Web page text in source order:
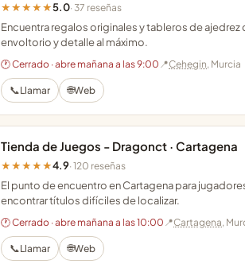
★★★★★5.0· 37 reseñas
Encuentra regalos originales y tableros de
envoltorio y detalle al máximo.
🕐 Cerrado · abre mañana a las 9:00 📍Cehegin, Murcia
📞Llamar 🌐Web
Tienda de Juegos - Dragonct · Cartagena
★★★★★4.9· 120 reseñas
El punto de encuentro en Cartagena para
encontrar títulos difíciles de localizar.
🕐 Cerrado · abre mañana a las 10:00 📍Cartagena,
📞Llamar 🌐Web